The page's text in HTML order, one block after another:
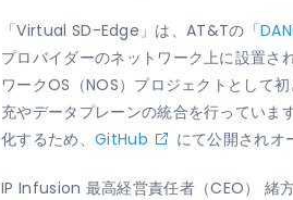
「Virtual SD-Edge」は、AT&Tの「
プロバイダーのネットワーク上に設置さ
ワークOS（NOS）プロジェクトとして
充やデータプレーンの統合を行っていま
化するため、 GitHub にて公開されオ
IP Infusion 最高経営責任者（CEO） 緒方